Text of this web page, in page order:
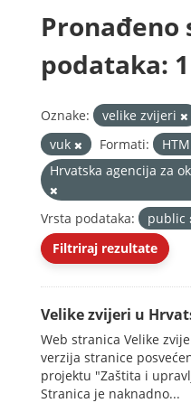
Pronađeno
podataka: 1
Oznake: velike zvijeri
vuk
Formati:
Hrvatska agencija za
Vrsta podataka:
public
Filtriraj rezultate
Velike zvijeri u
Web stranica Velike
verzija stranice
projektu "Zaštita i
Stranica je naknadno...